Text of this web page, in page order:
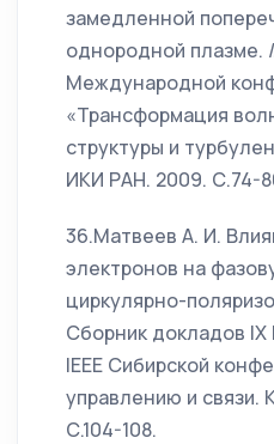
замедленной
однородной плазме.
Международной
«Трансформация
структуры и
ИКИ РАН. 2009. С.74-
36.Матвеев А. И.
электронов на
циркулярно-
Сборник докладов
IEEE Сибирской
управлению и связи.
С.104-108.